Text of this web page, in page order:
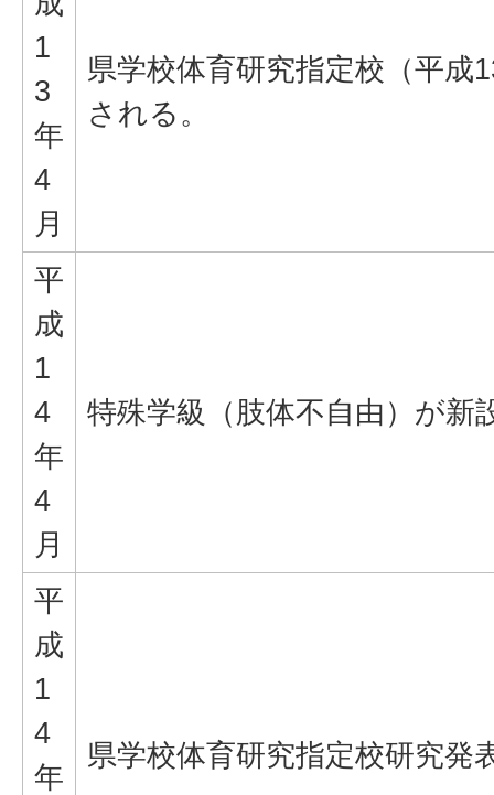
1
3
年
4
月
県学校体育研究指定校（平成
される。
平
成
1
4
年
4
月
特殊学級（肢体不自由）が新
平
成
1
4
年
県学校体育研究指定校研究発